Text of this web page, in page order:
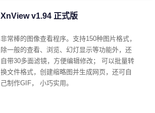
XnView v1.94 正式版
非常棒的图像查看程序。支持150种图片格式，
除一般的查看、浏览、幻灯显示等功能外，还
自带30多面滤镜，方便编辑修改； 可以批量转
换文件格式，创建缩略图并生成网页，还可自
己制作GIF， 小巧实用。